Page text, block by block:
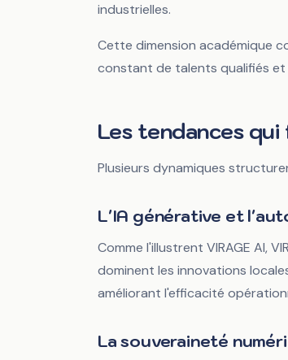
industrielles.
Cette dimension académique
constant de talents qualifiés
Les tendances
Plusieurs dynamiques
L'IA générative et
Comme l'illustrent VIRAGE AI,
dominent les innovations
améliorant l'efficacité
La souveraineté